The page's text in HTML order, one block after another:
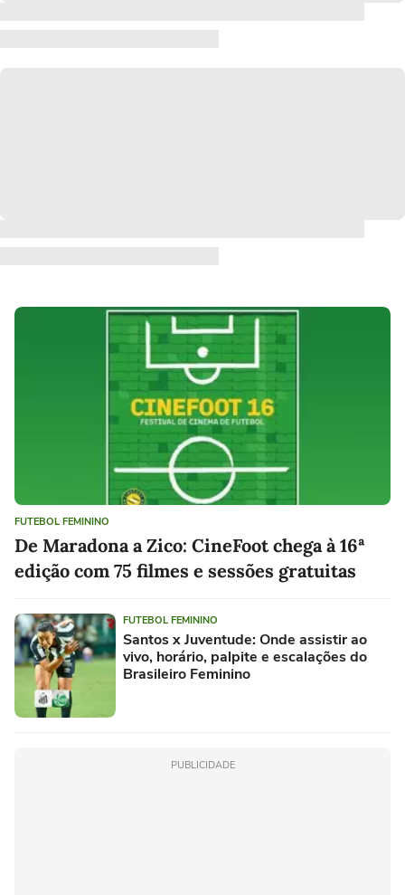
FUTEBOL FEMININO
De Maradona a Zico: CineFoot chega à 16ª
edição com 75 filmes e sessões gratuitas
FUTEBOL FEMININO
Santos x Juventude: Onde assistir ao
vivo, horário, palpite e escalações do
Brasileiro Feminino
PUBLICIDADE